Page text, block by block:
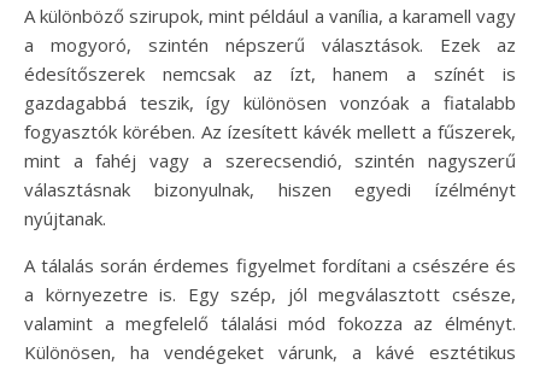
A különböző szirupok, mint például a vanília, a karamell vagy
a mogyoró, szintén népszerű választások. Ezek az
édesítőszerek nemcsak az ízt, hanem a színét is
gazdagabbá teszik, így különösen vonzóak a fiatalabb
fogyasztók körében. Az ízesített kávék mellett a fűszerek,
mint a fahéj vagy a szerecsendió, szintén nagyszerű
választásnak bizonyulnak, hiszen egyedi ízélményt
nyújtanak.
A tálalás során érdemes figyelmet fordítani a csészére és
a környezetre is. Egy szép, jól megválasztott csésze,
valamint a megfelelő tálalási mód fokozza az élményt.
Különösen, ha vendégeket várunk, a kávé esztétikus